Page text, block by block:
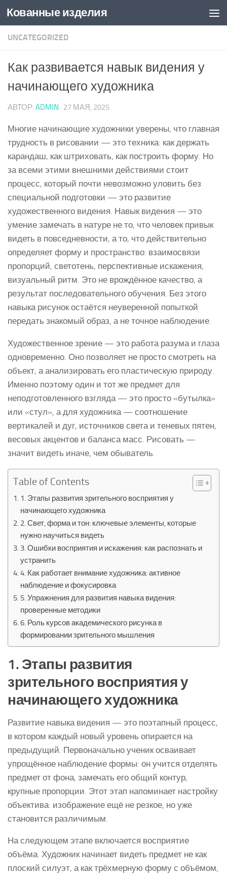
Skip to content
Кованные изделия
UNCATEGORIZED
Как развивается навык видения у
начинающего художника
АВТОР: ADMIN · 27 МАЯ, 2025
Многие начинающие художники уверены, что главная
трудность в рисовании — это техника: как держать
карандаш, как штриховать, как построить форму. Но
за всеми этими внешними действиями стоит
процесс, который почти невозможно уловить без
специальной подготовки — это развитие
художественного видения. Навык видения — это
умение замечать в натуре не то, что человек привык
видеть в повседневности, а то, что действительно
определяет форму и пространство: взаимосвязи
пропорций, светотень, перспективные искажения,
визуальный ритм. Это не врождённое качество, а
результат последовательного обучения. Без этого
навыка рисунок остаётся неуверенной попыткой
передать знакомый образ, а не точное наблюдение.
Художественное зрение — это работа разума и глаза
одновременно. Оно позволяет не просто смотреть на
объект, а анализировать его пластическую природу.
Именно поэтому один и тот же предмет для
неподготовленного взгляда — это просто «бутылка»
или «стул», а для художника — соотношение
вертикалей и дуг, источников света и теневых пятен,
весовых акцентов и баланса масс. Рисовать —
значит видеть иначе, чем обыватель.
Table of Contents
1. Этапы развития зрительного восприятия у
начинающего художника
2. Свет, форма и тон: ключевые элементы, которые
нужно научиться видеть
3. Ошибки восприятия и искажения: как распознать и
устранить
4. Как работает внимание художника: активное
наблюдение и фокусировка
5. Упражнения для развития навыка видения:
проверенные методики
6. Роль курсов академического рисунка в
формировании зрительного мышления
1. Этапы развития
зрительного восприятия у
начинающего художника
Развитие навыка видения — это поэтапный процесс,
в котором каждый новый уровень опирается на
предыдущий. Первоначально ученик осваивает
упрощённое наблюдение формы: он учится отделять
предмет от фона, замечать его общий контур,
крупные пропорции. Этот этап напоминает настройку
объектива: изображение ещё не резкое, но уже
становится различимым.
На следующем этапе включается восприятие
объёма. Художник начинает видеть предмет не как
плоский силуэт, а как трёхмерную форму с объёмом,